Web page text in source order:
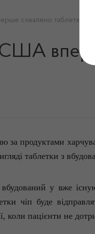
схвалено таблетку з
за продуктами
таблетки з
вбудований у вже
чіп буде
, коли пацієнти не